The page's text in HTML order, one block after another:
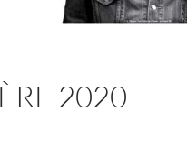
2020